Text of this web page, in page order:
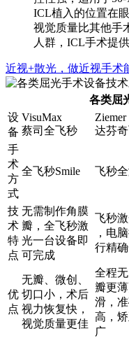
ICL植入的位置在
视觉质量比其他手
人群，ICL手术提
近视+散光，做近视手术
各类屈
设
备
VisuMax
蔡司全飞秒
Ziemer
达芬
手
术
方
式
全飞秒Smile 飞秒
技
术
特
点
无需制作角膜
瓣，全飞秒激
光一台设备即
可完成
飞秒
，电
行精
优
点
无瓣、微创、
切口小，术后
视力恢复快，
视觉质量更佳
全程
瓣更
滑，
高，
广